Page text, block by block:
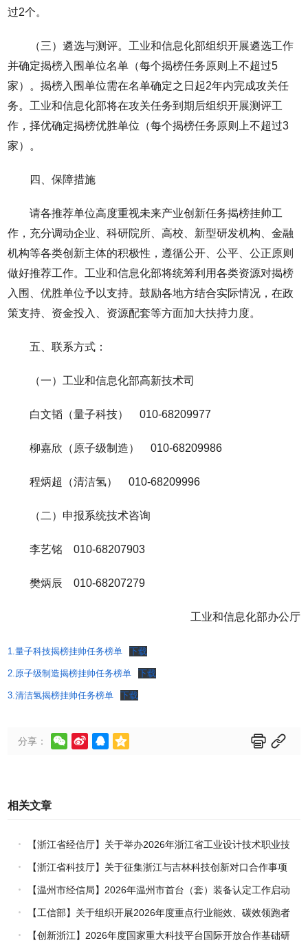
过2个。
（三）遴选与测评。工业和信息化部组织开展遴选工作
并确定揭榜入围单位名单（每个揭榜任务原则上不超过5
家）。揭榜入围单位需在名单确定之日起2年内完成攻关任
务。工业和信息化部将在攻关任务到期后组织开展测评工
作，择优确定揭榜优胜单位（每个揭榜任务原则上不超过3
家）。
四、保障措施
请各推荐单位高度重视未来产业创新任务揭榜挂帅工
作，充分调动企业、科研院所、高校、新型研发机构、金融
机构等各类创新主体的积极性，遵循公开、公平、公正原则
做好推荐工作。工业和信息化部将统筹利用各类资源对揭榜
入围、优胜单位予以支持。鼓励各地方结合实际情况，在政
策支持、资金投入、资源配套等方面加大扶持力度。
五、联系方式：
（一）工业和信息化部高新技术司
白文韬（量子科技） 010-68209977
柳嘉欣（原子级制造） 010-68209986
程炳超（清洁氢） 010-68209996
（二）申报系统技术咨询
李艺铭 010-68207903
樊炳辰 010-68207279
工业和信息化部办公厅
1.量子科技揭榜挂帅任务榜单 下载
2.原子级制造揭榜挂帅任务榜单 下载
3.清洁氢揭榜挂帅任务榜单 下载
分享：      
相关文章
【浙江省经信厅】关于举办2026年浙江省工业设计技术职业技
能竞赛的通知
【浙江省科技厅】关于征集浙江与吉林科技创新对口合作事项
的通知【温州市经信局】2026年温州市首台（套）装备认定工作启动
【工信部】关于组织开展2026年度重点行业能效、碳效领跑者
企业推荐工作的通知
【创新浙江】2026年度国家重大科技平台国际开放合作基础研